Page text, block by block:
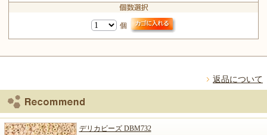
個
返品について
デリカビーズ DBM732